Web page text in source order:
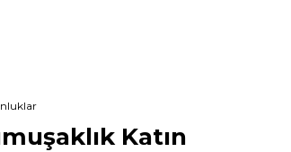
Katın